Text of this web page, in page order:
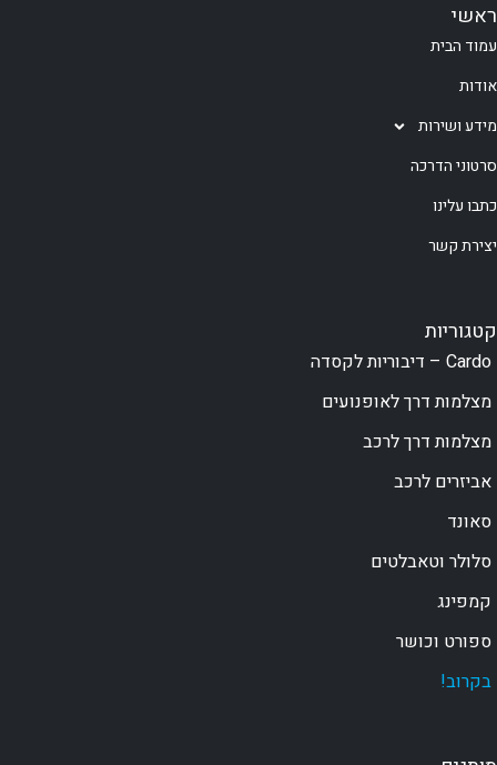
ראשי
עמוד הבית
אודות
מידע ושירות
סרטוני הדרכה
כתבו עלינו
יצירת קשר
קטגוריות
Cardo – דיבוריות לקסדה
מצלמות דרך לאופנועים
מצלמות דרך לרכב
אביזרים לרכב
סאונד
סלולר וטאבלטים
קמפינג
ספורט וכושר
בקרוב!